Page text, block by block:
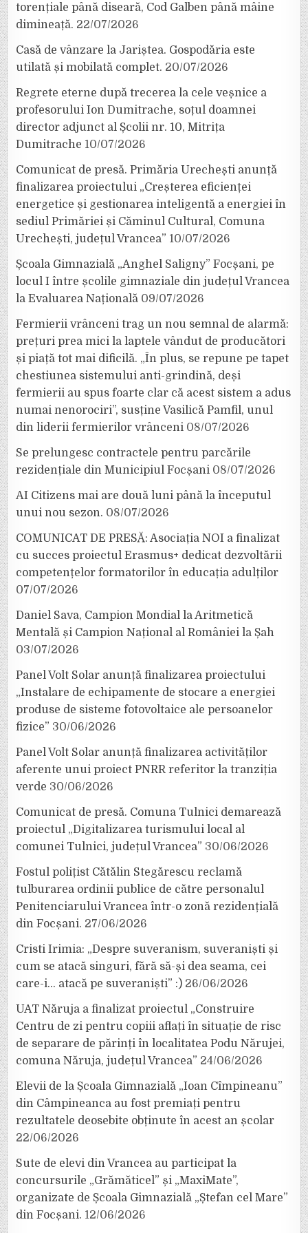
torențiale până diseară, Cod Galben până mâine
dimineață. 22/07/2026
Casă de vânzare la Jariștea. Gospodăria este
utilată și mobilată complet. 20/07/2026
Regrete eterne după trecerea la cele veșnice a
profesorului Ion Dumitrache, soțul doamnei
director adjunct al Școlii nr. 10, Mitrița
Dumitrache 10/07/2026
Comunicat de presă. Primăria Urechești anunță
finalizarea proiectului „Creșterea eficienței
energetice și gestionarea inteligentă a energiei în
sediul Primăriei și Căminul Cultural, Comuna
Urechești, județul Vrancea” 10/07/2026
Școala Gimnazială „Anghel Saligny” Focșani, pe
locul I între școlile gimnaziale din județul Vrancea
la Evaluarea Națională 09/07/2026
Fermierii vrânceni trag un nou semnal de alarmă:
prețuri prea mici la laptele vândut de producători
și piață tot mai dificilă. „În plus, se repune pe tapet
chestiunea sistemului anti-grindină, deși
fermierii au spus foarte clar că acest sistem a adus
numai nenorociri”, susține Vasilică Pamfil, unul
din liderii fermierilor vrânceni 08/07/2026
Se prelungesc contractele pentru parcările
rezidențiale din Municipiul Focșani 08/07/2026
AI Citizens mai are două luni până la începutul
unui nou sezon. 08/07/2026
COMUNICAT DE PRESĂ: Asociația NOI a finalizat
cu succes proiectul Erasmus+ dedicat dezvoltării
competențelor formatorilor în educația adulților
07/07/2026
Daniel Sava, Campion Mondial la Aritmetică
Mentală și Campion Național al României la Șah
03/07/2026
Panel Volt Solar anunță finalizarea proiectului
„Instalare de echipamente de stocare a energiei
produse de sisteme fotovoltaice ale persoanelor
fizice” 30/06/2026
Panel Volt Solar anunță finalizarea activităților
aferente unui proiect PNRR referitor la tranziția
verde 30/06/2026
Comunicat de presă. Comuna Tulnici demarează
proiectul „Digitalizarea turismului local al
comunei Tulnici, județul Vrancea” 30/06/2026
Fostul polițist Cătălin Stegărescu reclamă
tulburarea ordinii publice de către personalul
Penitenciarului Vrancea într-o zonă rezidențială
din Focșani. 27/06/2026
Cristi Irimia: „Despre suveranism, suveraniști și
cum se atacă singuri, fără să-și dea seama, cei
care-i… atacă pe suveraniști” :) 26/06/2026
UAT Năruja a finalizat proiectul „Construire
Centru de zi pentru copiii aflați în situație de risc
de separare de părinți în localitatea Podu Nărujei,
comuna Năruja, județul Vrancea” 24/06/2026
Elevii de la Școala Gimnazială „Ioan Cîmpineanu”
din Câmpineanca au fost premiați pentru
rezultatele deosebite obținute în acest an școlar
22/06/2026
Sute de elevi din Vrancea au participat la
concursurile „Grămăticel” și „MaxiMate”,
organizate de Școala Gimnazială „Ștefan cel Mare”
din Focșani. 12/06/2026